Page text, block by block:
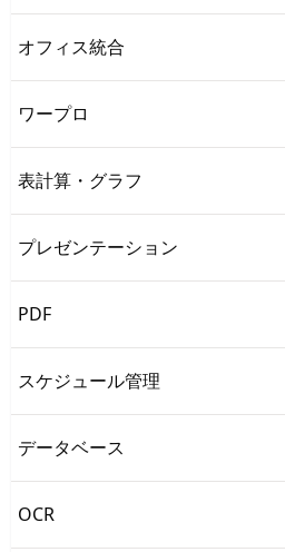
オフィス統合
ワープロ
表計算・グラフ
プレゼンテーション
PDF
スケジュール管理
データベース
OCR